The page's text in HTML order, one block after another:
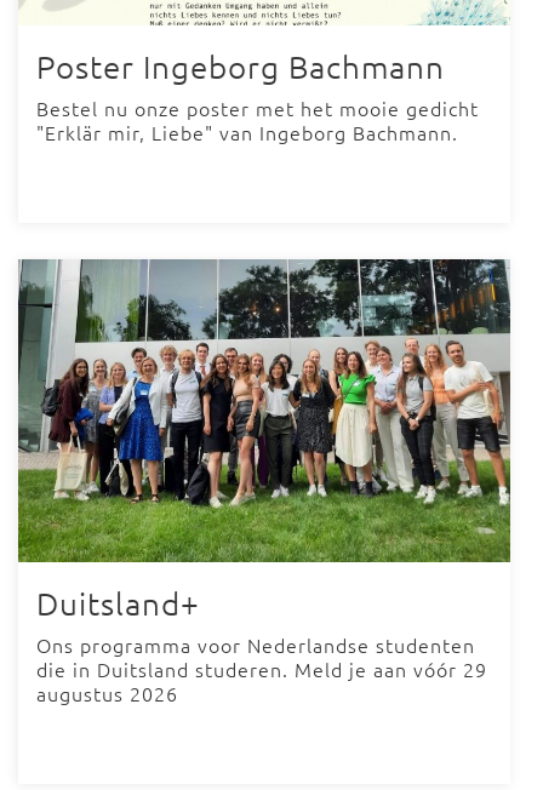
Poster Ingeborg Bachmann
Bestel nu onze poster met het mooie gedicht
"Erklär mir, Liebe" van Ingeborg Bachmann.
Duitsland+
Ons programma voor Nederlandse studenten
die in Duitsland studeren. Meld je aan vóór 29
augustus 2026